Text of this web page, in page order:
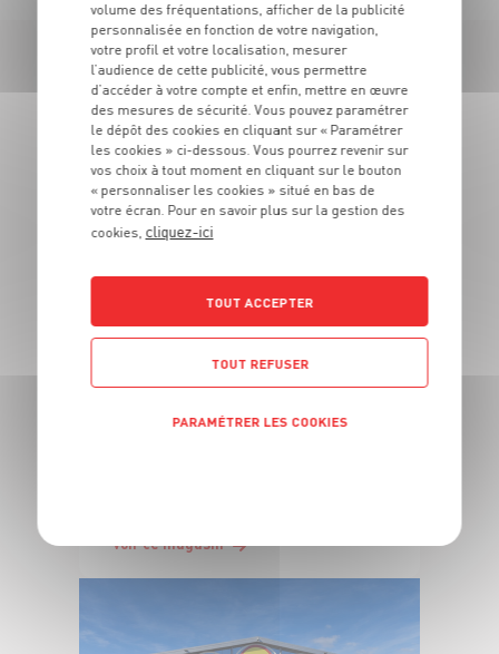
LES MAGASINS
À PROXIMITÉ
Vous souhaitez connaitre les magasins proches de votre
Grand Frais habituel ? Trouvez ci-dessous ceux qui sont les
plus proches !
Voir ce magasin
volume des fréquentations, afficher de la publicité
personnalisée en fonction de votre navigation,
votre profil et votre localisation, mesurer
l’audience de cette publicité, vous permettre
d’accéder à votre compte et enfin, mettre en œuvre
des mesures de sécurité. Vous pouvez paramétrer
le dépôt des cookies en cliquant sur « Paramétrer
les cookies » ci-dessous. Vous pourrez revenir sur
vos choix à tout moment en cliquant sur le bouton
« personnaliser les cookies » situé en bas de
votre écran. Pour en savoir plus sur la gestion des
cookies, cliquez-ici
TOUT ACCEPTER
TOUT REFUSER
PARAMÉTRER LES COOKIES